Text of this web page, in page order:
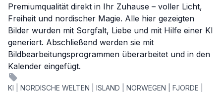
Premiumqualität direkt in Ihr Zuhause – voller Licht,
Freiheit und nordischer Magie. Alle hier gezeigten
Bilder wurden mit Sorgfalt, Liebe und mit Hilfe einer KI
generiert. Abschließend werden sie mit
Bildbearbeitungsprogrammen überarbeitet und in den
Kalender eingefügt.
KI | NORDISCHE WELTEN | ISLAND | NORWEGEN | FJORDE |